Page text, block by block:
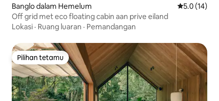
Banglo dalam Hemelum Penarafan
5.0 (14)
Off grid met eco floating cabin aan prive eiland
Lokasi · Ruang luaran · Pemandangan
Pilihan tetamu
Pilihan tetamu